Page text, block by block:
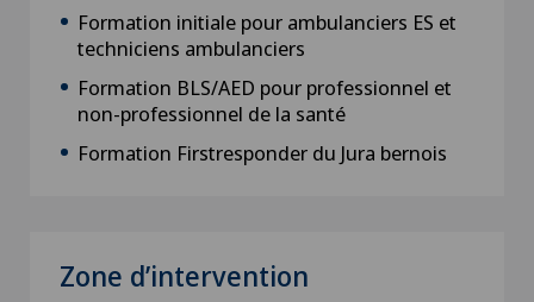
Formation initiale pour ambulanciers ES et
techniciens ambulanciers
Formation BLS/AED pour professionnel et
non-professionnel de la santé
Formation Firstresponder du Jura bernois
Zone d’intervention